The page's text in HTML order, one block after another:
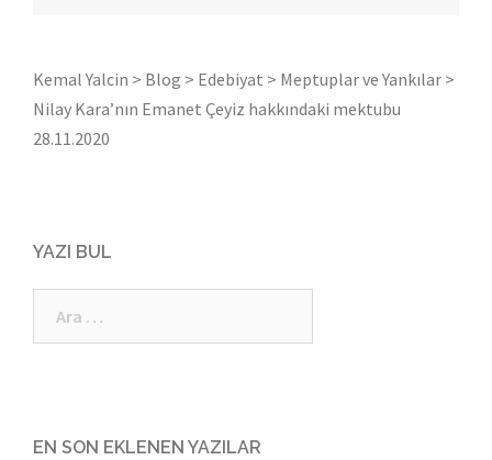
Kemal Yalcin > Blog > Edebiyat > Meptuplar ve Yankılar >
Nilay Kara’nın Emanet Çeyiz hakkındaki mektubu
28.11.2020
YAZI BUL
EN SON EKLENEN YAZILAR